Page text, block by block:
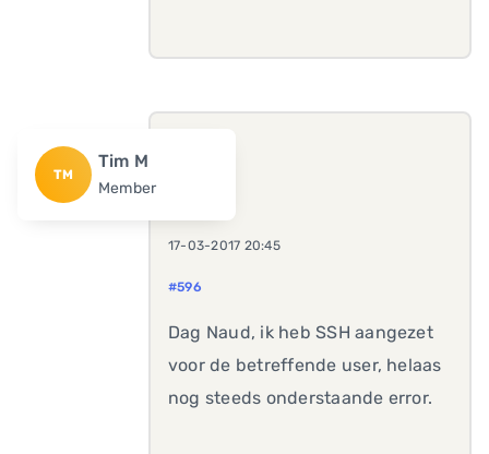
TM
Tim M
Member
17-03-2017 20:45
#596
Dag Naud, ik heb SSH aangezet
voor de betreffende user, helaas
nog steeds onderstaande error.